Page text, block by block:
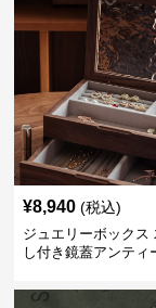
¥8,940 (税込)
ジュエリーボックス
し付き鏡蓋アンティ